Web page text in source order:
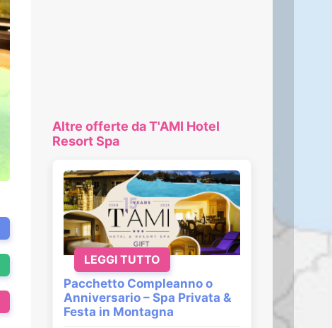
Altre offerte da T'AMI Hotel
Resort Spa
Pacchetto Compleanno o
Anniversario – Spa Privata &
Festa in Montagna
LEGGI TUTTO